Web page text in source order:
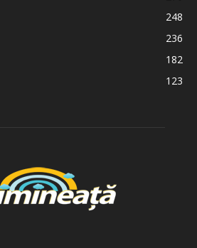
248
236
182
123